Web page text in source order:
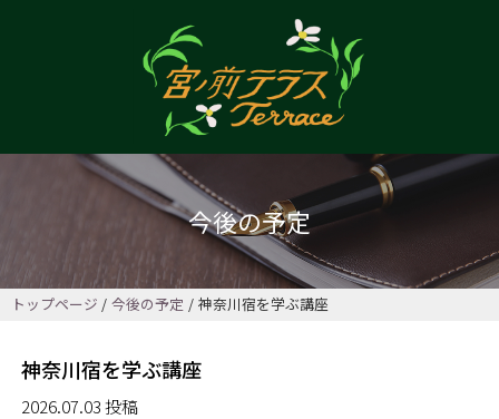
今後の予定
トップページ 今後の予定 神奈川宿を学ぶ講座
神奈川宿を学ぶ講座
2026.07.03 投稿